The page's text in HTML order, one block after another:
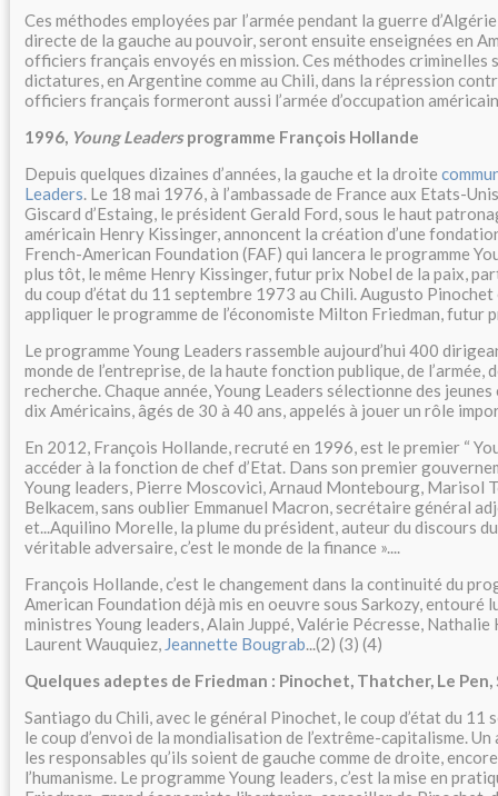
Ces méthodes employées par l’armée pendant la guerre
directe de la gauche au pouvoir, seront ensuite enseignées en
officiers français envoyés en mission. Ces méthodes criminelles
dictatures, en Argentine comme au Chili, dans la répression
officiers français formeront aussi l’armée d’occupation
1996, Young Leadersprogramme François Hollande
Depuis quelques dizaines d’années, la gauche et la droite
Leaders. Le 18 mai 1976, à l’ambassade de France aux Etats-
Giscard d’Estaing, le président Gerald Ford, sous le haut
américain Henry Kissinger, annoncent la création d’une
French-American Foundation (FAF) qui lancera le programme
plus tôt, le même Henry Kissinger, futur prix Nobel de la paix,
du coup d’état du 11 septembre 1973 au Chili. Augusto
appliquer le programme de l’économiste Milton Friedman, futur
Le programme Young Leaders rassemble aujourd’hui 400
monde de l’entreprise, de la haute fonction publique, de l’armée,
recherche. Chaque année, Young Leaders sélectionne des
dix Américains, âgés de 30 à 40 ans, appelés à jouer un rôle
En 2012, François Hollande, recruté en 1996, est le premier “
accéder à la fonction de chef d’Etat. Dans son premier
Young leaders, Pierre Moscovici, Arnaud Montebourg, Marisol
Belkacem, sans oublier Emmanuel Macron, secrétaire général
et...Aquilino Morelle, la plume du président, auteur du discours
véritable adversaire, c’est le monde de la finance »....
François Hollande, c’est le changement dans la continuité du
American Foundation déjà mis en oeuvre sous Sarkozy, entouré
ministres Young leaders, Alain Juppé, Valérie Pécresse,
Laurent Wauquiez, Jeannette Bougrab...(2) (3) (4)
Quelques adeptes de Friedman : Pinochet, Thatcher, Le Pen,
Santiago du Chili, avec le général Pinochet, le coup d’état du 11
le coup d’envoi de la mondialisation de l’extrême-capitalisme.
les responsables qu’ils soient de gauche comme de droite,
l’humanisme. Le programme Young leaders, c’est la mise en